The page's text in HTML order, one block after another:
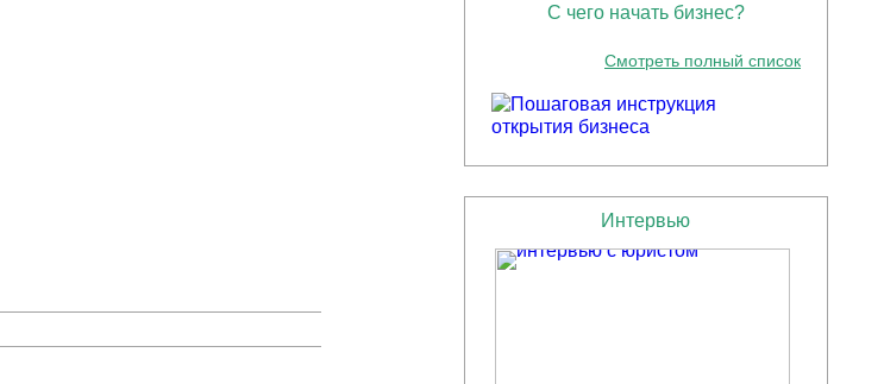
С чего начать бизнес?
Смотреть полный список
Интервью